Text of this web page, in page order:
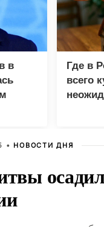
в
Где в
всего
• НОВОСТИ ДНЯ